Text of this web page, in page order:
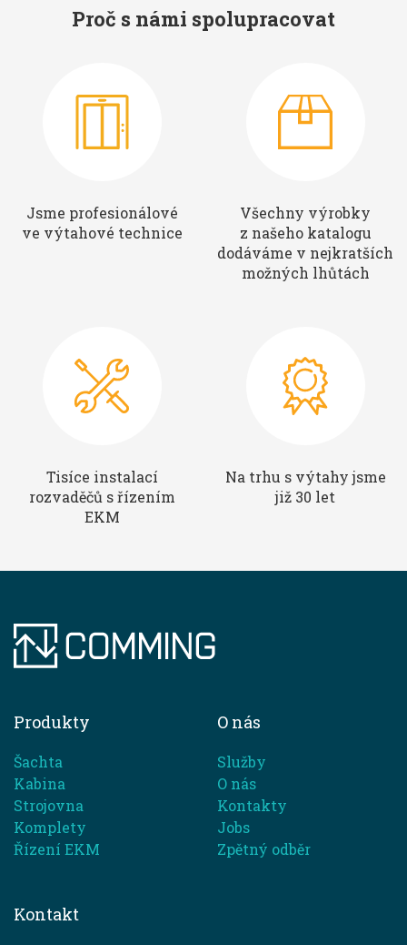
Proč s námi spolupracovat
Jsme profesionálové
ve výtahové technice
Všechny výrobky
z našeho katalogu
dodáváme v nejkratších
možných lhůtách
Tisíce instalací
rozvaděčů s řízením
EKM
Na trhu s výtahy jsme
již 30 let
Produkty
Šachta
Kabina
Strojovna
Komplety
Řízení EKM
O nás
Služby
O nás
Kontakty
Jobs
Zpětný odběr
Kontakt